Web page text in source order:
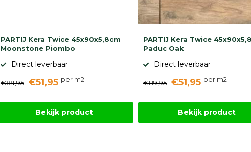
PARTIJ Kera Twice 45x90x5,8cm
Moonstone Piombo
Direct leverbaar
€89,95 €51,95 per m2
Bekijk product
PARTIJ Kera Twice
Paduc Oak
Direct leverbaar
€89,95 €51,95 per m2
Bekijk product